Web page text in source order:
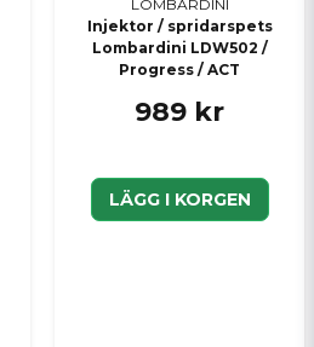
LOMBARDINI
Injektor / spridarspets
Lombardini LDW502 /
Progress / ACT
989 kr
LÄGG I KORGEN